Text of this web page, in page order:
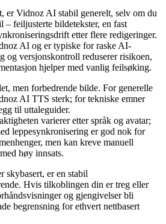
er Vidnoz AI stabil generelt, selv om du
– feiljusterte bildetekster, en fast
etter flere redigeringer.
AI og er typiske for raske AI-
og versjonskontroll reduserer risikoen,
hjelper med vanlig feilsøking.
men forbedrende bilde. For generelle
AI TTS sterk; for tekniske emner
til uttaleguider.
varierer etter språk og avatar;
leppesynkronisering er god nok for
men kan kreve manuell
høy innsats.
er en stabil
Hvis tilkoblingen din er treg eller
og gjengivelser bli
begrensning for ethvert nettbasert